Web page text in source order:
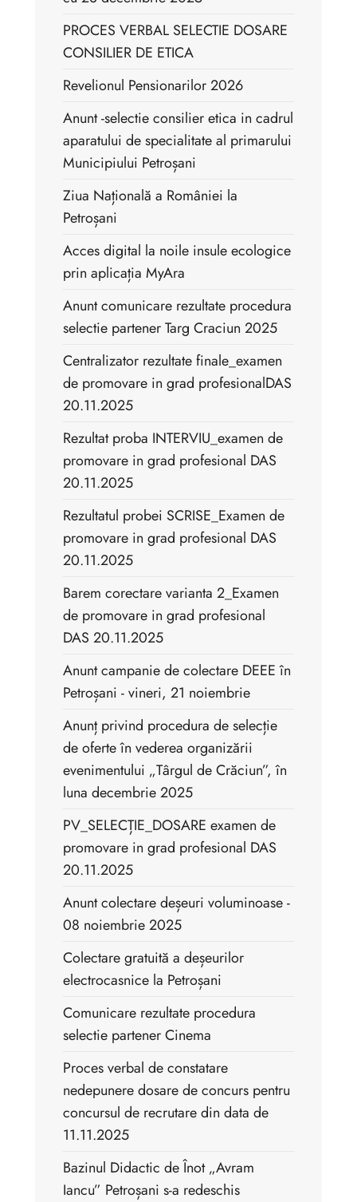
PROCES VERBAL SELECTIE DOSARE
CONSILIER DE ETICA
Revelionul Pensionarilor 2026
Anunt -selectie consilier etica in cadrul
aparatului de specialitate al primarului
Municipiului Petroșani
Ziua Națională a României la
Petroșani
Acces digital la noile insule ecologice
prin aplicația MyAra
Anunt comunicare rezultate procedura
selectie partener Targ Craciun 2025
Centralizator rezultate finale_examen
de promovare in grad profesionalDAS
20.11.2025
Rezultat proba INTERVIU_examen de
promovare in grad profesional DAS
20.11.2025
Rezultatul probei SCRISE_Examen de
promovare in grad profesional DAS
20.11.2025
Barem corectare varianta 2_Examen
de promovare in grad profesional
DAS 20.11.2025
Anunt campanie de colectare DEEE în
Petroșani - vineri, 21 noiembrie
Anunț privind procedura de selecție
de oferte în vederea organizării
evenimentului „Târgul de Crăciun”, în
luna decembrie 2025
PV_SELECȚIE_DOSARE examen de
promovare in grad profesional DAS
20.11.2025
Anunt colectare deșeuri voluminoase -
08 noiembrie 2025
Colectare gratuită a deșeurilor
electrocasnice la Petroșani
Comunicare rezultate procedura
selectie partener Cinema
Proces verbal de constatare
nedepunere dosare de concurs pentru
concursul de recrutare din data de
11.11.2025
Bazinul Didactic de Înot „Avram
Iancu” Petroșani s-a redeschis